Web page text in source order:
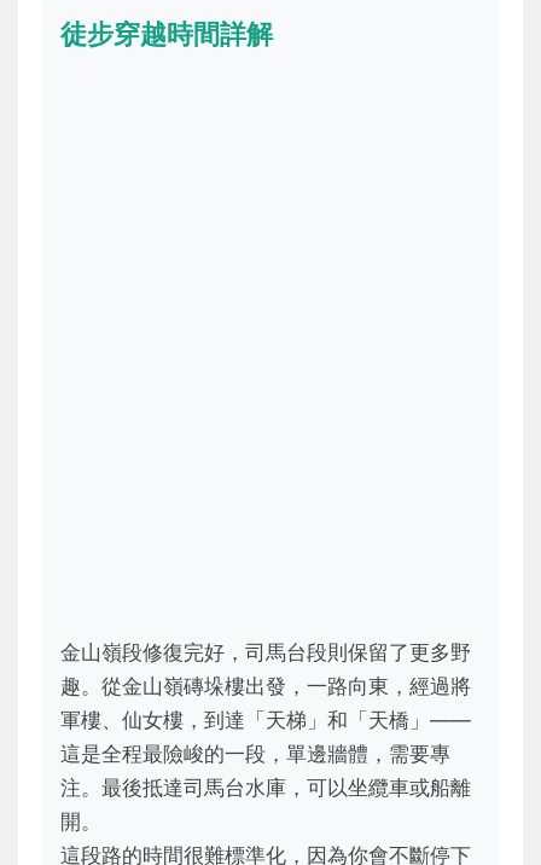
徒步穿越時間詳解
金山嶺段修復完好，司馬台段則保留了更多野
趣。從金山嶺磚垛樓出發，一路向東，經過將
軍樓、仙女樓，到達「天梯」和「天橋」——
這是全程最險峻的一段，單邊牆體，需要專
注。最後抵達司馬台水庫，可以坐纜車或船離
開。
這段路的時間很難標準化，因為你會不斷停下